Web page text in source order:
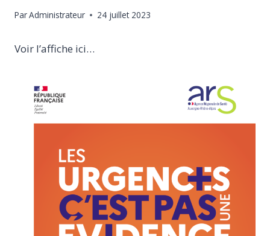
ParAdministrateur 24 juillet 2023
Voir l’affiche ici…